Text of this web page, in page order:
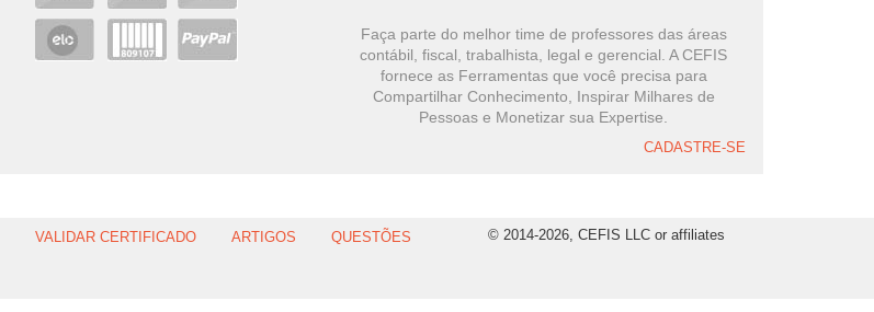
Faça parte do melhor time de professores das áreas
contábil, fiscal, trabalhista, legal e gerencial. A CEFIS
fornece as Ferramentas que você precisa para
Compartilhar Conhecimento, Inspirar Milhares de
Pessoas e Monetizar sua Expertise.
CADASTRE-SE
VALIDAR CERTIFICADO ARTIGOS QUESTÕES © 2014-2026, CEFIS LLC or affiliates